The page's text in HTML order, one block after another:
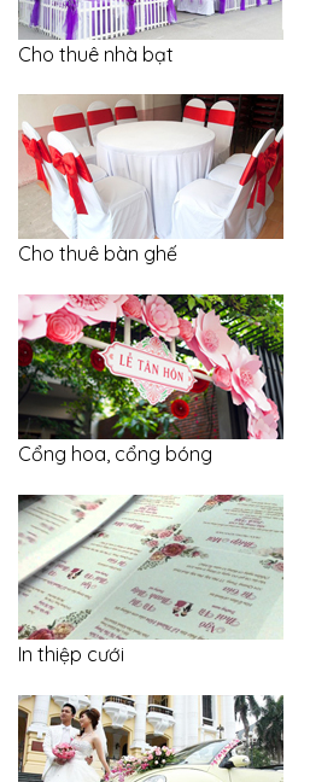
Cho thuê nhà bạt
Cho thuê bàn ghế
Cổng hoa, cổng bóng
In thiệp cưới